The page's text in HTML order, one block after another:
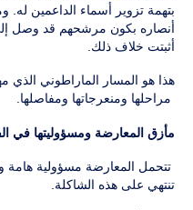
بتهمة تزوير أسماء الداعمين
أنصاره بكون مرشحهم قد وصل إلى
أثبتت خلاف ذلك.
هذا هو المسار الماراطوني الذي
مراحلها ومنعرجاتها ومفاصلها.
مأزق المعارضة ومسؤوليتها في
تتحمل المعارضة مسؤولية هامة
تنتهي على هذه الشاكلة.